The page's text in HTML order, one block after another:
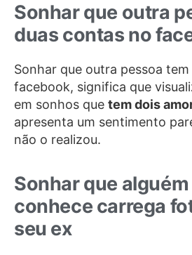
Sonhar que outra
duas contas no
Sonhar que outra pessoa
facebook, significa que
em sonhos que tem dois
apresenta um sentimento
não o realizou.
Sonhar que
conhece carrega
seu ex